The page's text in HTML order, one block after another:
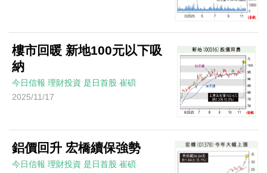
樓市回暖 新地100元以下吸
納
今日信報 理財投資 是日首股 崔碩
2025/11/17
鋁價回升 宏橋續保強勢
今日信報 理財投資 是日首股 崔碩